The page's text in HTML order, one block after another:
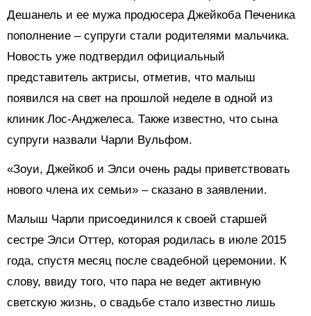
Дешанель и ее мужа продюсера Джейкоба Печеника
пополнение – супруги стали родителями мальчика.
Новость уже подтвердил официальный
представитель актрисы, отметив, что малыш
появился на свет на прошлой неделе в одной из
клиник Лос-Анджелеса. Также известно, что сына
супруги назвали Чарли Вульфом.
«Зоуи, Джейкоб и Элси очень рады приветствовать
нового члена их семьи» – сказано в заявлении.
Малыш Чарли присоединился к своей старшей
сестре Элси Оттер, которая родилась в июле 2015
года, спустя месяц после свадебной церемонии. К
слову, ввиду того, что пара не ведет активную
светскую жизнь, о свадьбе стало известно лишь